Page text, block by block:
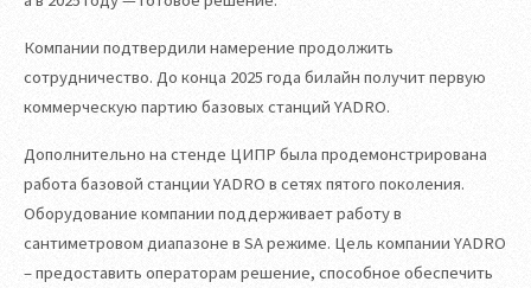
Компании подтвердили намерение продолжить
сотрудничество. До конца 2025 года билайн получит первую
коммерческую партию базовых станций YADRO.
Дополнительно на стенде ЦИПР была продемонстрирована
работа базовой станции YADRO в сетях пятого поколения.
Оборудование компании поддерживает работу в
сантиметровом диапазоне в SA режиме. Цель компании YADRO
– предоставить операторам решение, способное обеспечить